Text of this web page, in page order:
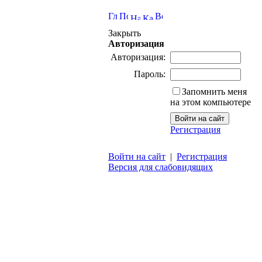
Закрыть
Авторизация
Авторизация:
Пароль:
Запомнить меня
на этом компьютере
Регистрация
Войти на сайт | Регистрация
Версия для слабовидящих